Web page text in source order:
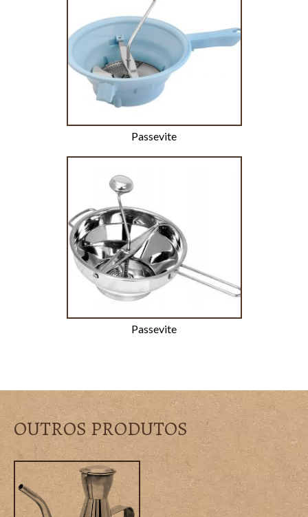
Passevite
Passevite
OUTROS PRODUTOS